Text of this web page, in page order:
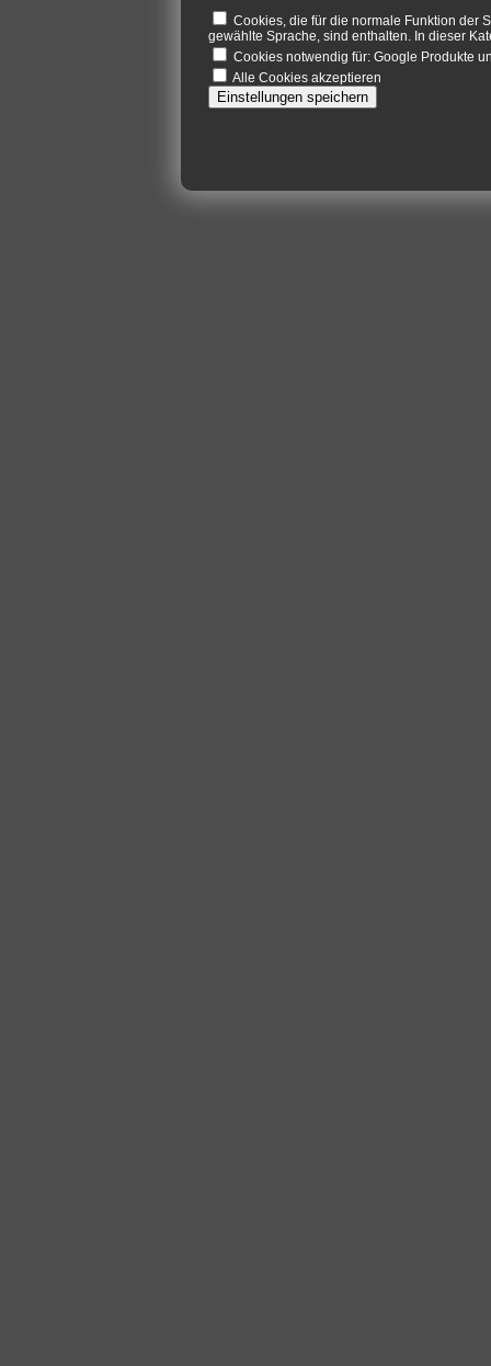
Cookies, die für die normale Funktion der
gewählte Sprache, sind enthalten. In dieser
Cookies notwendig für: Google Produkte
Alle Cookies akzeptieren
Einstellungen speichern